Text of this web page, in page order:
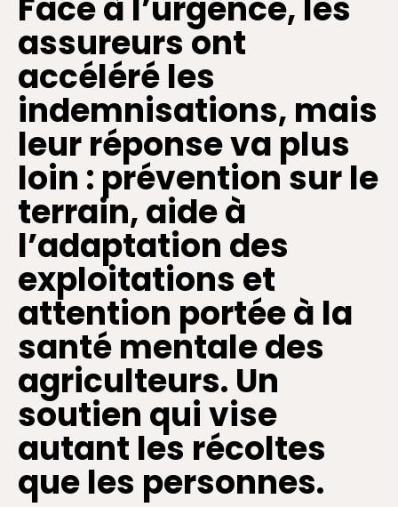
Face à l’urgence, les
assureurs ont
accéléré les
indemnisations, mais
leur réponse va plus
loin : prévention sur le
terrain, aide à
l’adaptation des
exploitations et
attention portée à la
santé mentale des
agriculteurs. Un
soutien qui vise
autant les récoltes
que les personnes.